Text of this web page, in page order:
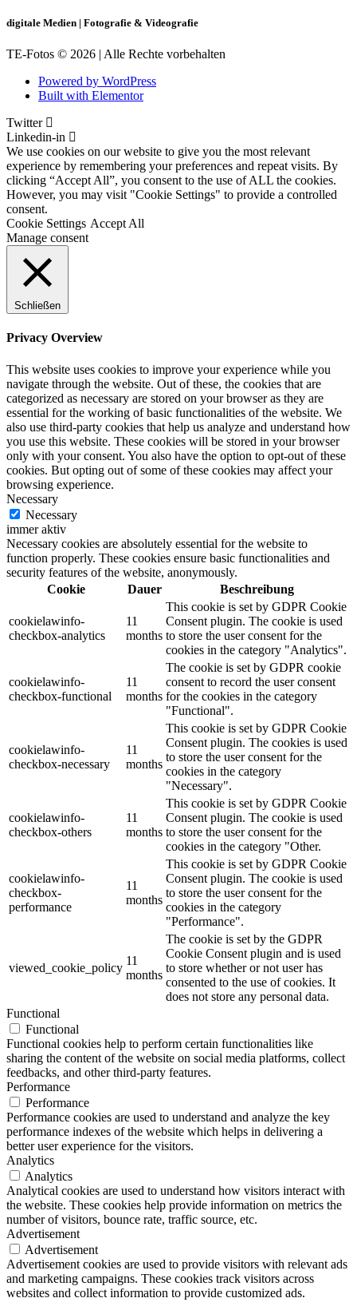
digitale Medien | Fotografie & Videografie
TE-Fotos © 2026 | Alle Rechte vorbehalten
Powered by WordPress
Built with Elementor
Twitter
Linkedin-in
We use cookies on our website to give you the most relevant
experience by remembering your preferences and repeat visits. By
clicking “Accept All”, you consent to the use of ALL the cookies.
However, you may visit "Cookie Settings" to provide a controlled
consent.
Cookie Settings Accept All
Manage consent
Schließen
Privacy Overview
This website uses cookies to improve your experience while you
navigate through the website. Out of these, the cookies that are
categorized as necessary are stored on your browser as they are
essential for the working of basic functionalities of the website. We
also use third-party cookies that help us analyze and understand how
you use this website. These cookies will be stored in your browser
only with your consent. You also have the option to opt-out of these
cookies. But opting out of some of these cookies may affect your
browsing experience.
Necessary
Necessary
immer aktiv
Necessary cookies are absolutely essential for the website to
function properly. These cookies ensure basic functionalities and
security features of the website, anonymously.
Cookie
Dauer Beschreibung
cookielawinfo-
checkbox-analytics
11
months
This cookie is set by GDPR Cookie
Consent plugin. The cookie is used
to store the user consent for the
cookies in the category "Analytics".
cookielawinfo-
checkbox-functional
11
months
The cookie is set by GDPR cookie
consent to record the user consent
for the cookies in the category
"Functional".
cookielawinfo-
checkbox-necessary
11
months
This cookie is set by GDPR Cookie
Consent plugin. The cookies is used
to store the user consent for the
cookies in the category
"Necessary".
cookielawinfo-
checkbox-others
11
months
This cookie is set by GDPR Cookie
Consent plugin. The cookie is used
to store the user consent for the
cookies in the category "Other.
cookielawinfo-
checkbox-
performance
11
months
This cookie is set by GDPR Cookie
Consent plugin. The cookie is used
to store the user consent for the
cookies in the category
"Performance".
viewed_cookie_policy
11
months
The cookie is set by the GDPR
Cookie Consent plugin and is used
to store whether or not user has
consented to the use of cookies. It
does not store any personal data.
Functional
Functional
Functional cookies help to perform certain functionalities like
sharing the content of the website on social media platforms, collect
feedbacks, and other third-party features.
Performance
Performance
Performance cookies are used to understand and analyze the key
performance indexes of the website which helps in delivering a
better user experience for the visitors.
Analytics
Analytics
Analytical cookies are used to understand how visitors interact with
the website. These cookies help provide information on metrics the
number of visitors, bounce rate, traffic source, etc.
Advertisement
Advertisement
Advertisement cookies are used to provide visitors with relevant ads
and marketing campaigns. These cookies track visitors across
websites and collect information to provide customized ads.